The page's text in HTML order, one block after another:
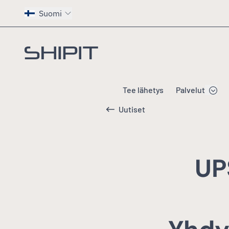
Suomi
Siirry etusivulle
Tee lähetys Palvelut
Uutiset